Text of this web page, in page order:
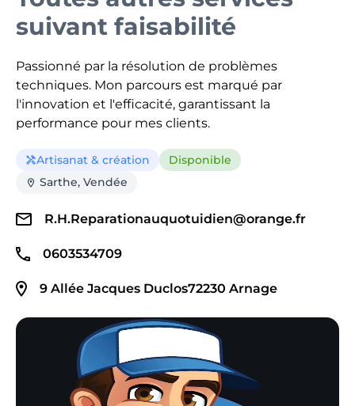
suivant faisabilité
Passionné par la résolution de problèmes
techniques. Mon parcours est marqué par
l'innovation et l'efficacité, garantissant la
performance pour mes clients.
handymanArtisanat & création Disponible
location_on Sarthe, Vendée
R.H.Reparationauquotuidien@orange.fr
0603534709
9 Allée Jacques Duclos72230 Arnage